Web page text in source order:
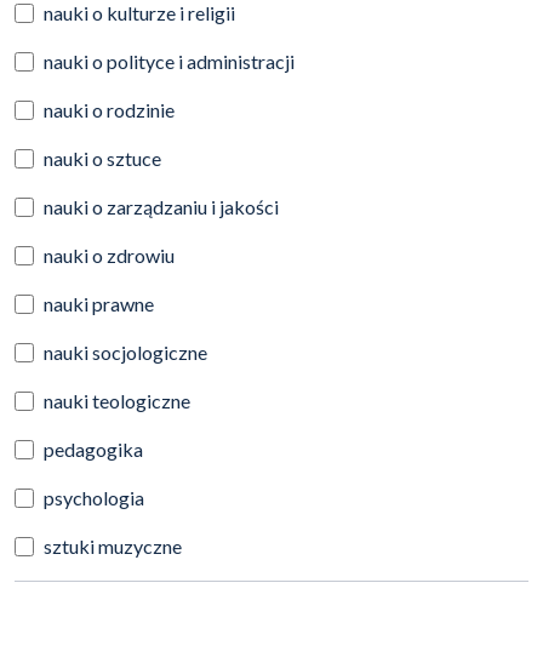
nauki o kulturze i religii
nauki o polityce i administracji
nauki o rodzinie
nauki o sztuce
nauki o zarządzaniu i jakości
nauki o zdrowiu
nauki prawne
nauki socjologiczne
nauki teologiczne
pedagogika
psychologia
sztuki muzyczne